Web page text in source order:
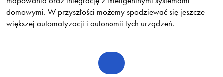
domowymi. W przyszłości możemy spodziewać się jeszcze
większej automatyzacji i autonomii tych urządzeń.